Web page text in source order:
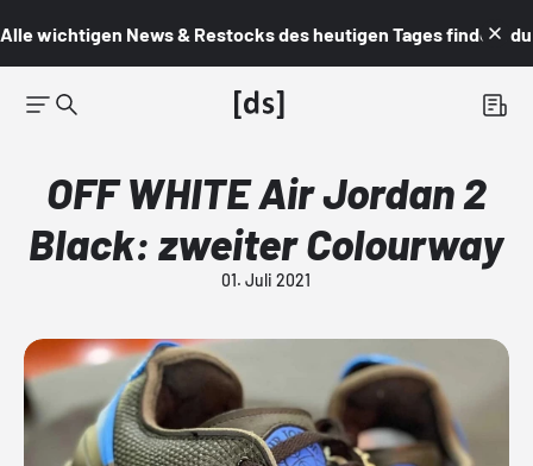
Alle wichtigen News & Restocks des heutigen Tages findest du
OFF WHITE Air Jordan 2
Black: zweiter Colourway
01. Juli 2021